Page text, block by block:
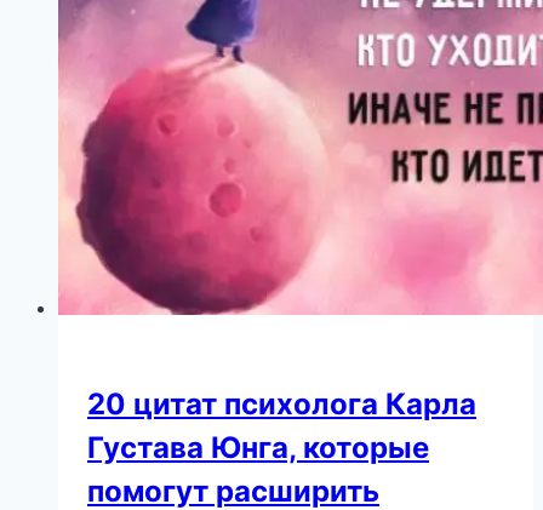
20 цитат психолога Карла
Густава Юнга, которые
помогут расширить